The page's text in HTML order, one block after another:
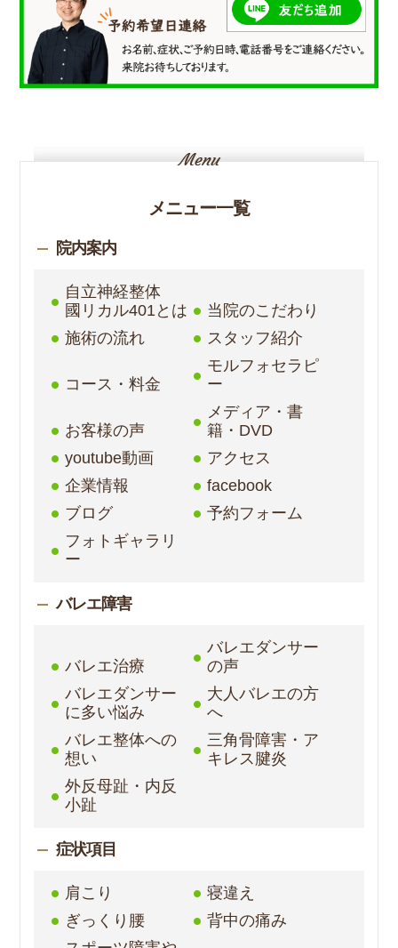
メニュー一覧
院内案内
自立神経整体
國リカル401とは
当院のこだわり
施術の流れ
スタッフ紹介
コース・料金
モルフォセラピ
ー
お客様の声
メディア・書
籍・DVD
youtube動画
アクセス
企業情報
facebook
ブログ
予約フォーム
フォトギャラリ
ー
バレエ障害
バレエ治療
バレエダンサー
の声
バレエダンサー
に多い悩み
大人バレエの方
へ
バレエ整体への
想い
三角骨障害・ア
キレス腱炎
外反母趾・内反
小趾
症状項目
肩こり
寝違え
ぎっくり腰
背中の痛み